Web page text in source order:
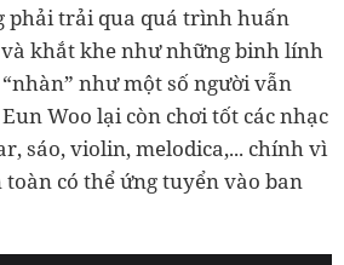
phải trải qua quá trình huấn
khắt khe như những binh lính
như một số người vẫn
Woo lại còn chơi tốt các nhạc
sáo, violin, melodica,... chính vì
có thể ứng tuyển vào ban